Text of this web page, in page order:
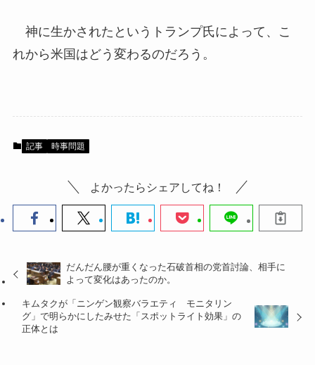
神に生かされたというトランプ氏によって、こ
れから米国はどう変わるのだろう。
記事 時事問題
よかったらシェアしてね！
だんだん腰が重くなった石破首相の党首討論、相手に
よって変化はあったのか。
キムタクが「ニンゲン観察バラエティ モニタリン
グ」で明らかにしたみせた「スポットライト効果」の
正体とは